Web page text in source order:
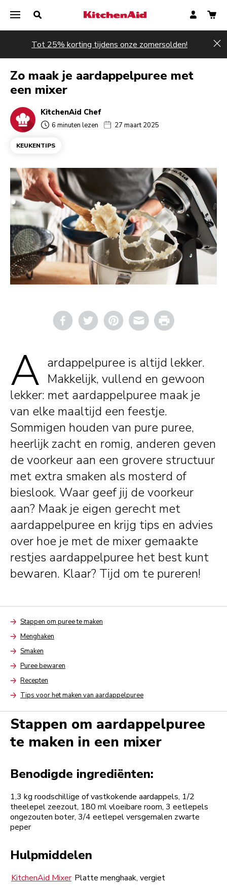
Tot 25% korting tijdens onze zomersolden!
Zo maak je aardappelpuree met
een mixer
KitchenAid Chef
6 minuten lezen 27 maart 2025
KEUKENTIPS
Email Print
A ardappelpuree is altijd lekker.
Makkelijk, vullend en gewoon
lekker: met aardappelpuree maak je
van elke maaltijd een feestje.
Sommigen houden van pure puree,
heerlijk zacht en romig, anderen geven
de voorkeur aan een grovere structuur
met extra smaken als mosterd of
bieslook. Waar geef jij de voorkeur
aan? Maak je eigen gerecht met
aardappelpuree en krijg tips en advies
over hoe je met de mixer gemaakte
restjes aardappelpuree het best kunt
bewaren. Klaar? Tijd om te pureren!
ArrowStappen om puree te maken
ArrowMenghaken
ArrowSmaken
ArrowPuree bewaren
ArrowRecepten
ArrowTips voor het maken van aardappelpuree
Stappen om aardappelpuree
te maken in een mixer
Benodigde ingrediënten:
1,3 kg roodschillige of vastkokende aardappels, 1/2
theelepel zeezout, 180 ml vloeibare room, 3 eetlepels
ongezouten boter, 3/4 eetlepel versgemalen zwarte
peper
Hulpmiddelen
KitchenAid Mixer Platte menghaak, vergiet